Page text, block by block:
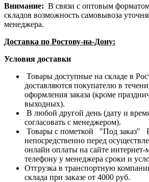
Внимание: В связи с оптовым
складов возможность самовывоза
менеджера.
Доставка по Ростову-на-Дону:
Условия доставки
Товары доступные на складе в
доставляются покупателю в
оформления заказа (кроме
выходных).
В любой другой день (дату и
согласовать с менеджером).
Товары с пометкой "Под заказ"
непосредственно перед
онлайн оплаты на сайте интернет-
телефону у менеджера сроки и
Отгрузка в транспортную
склада при заказе от 4000 руб.